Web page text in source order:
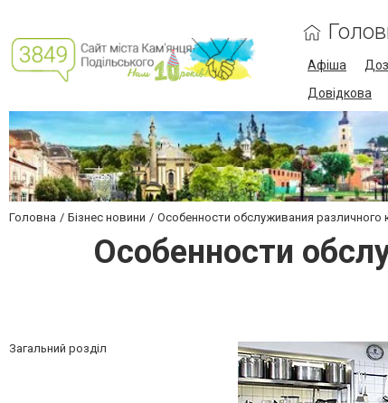
Афіша
Довідкова
Головна Бізнес новини Особенности обслуживания различного
Особенности
Загальний розділ